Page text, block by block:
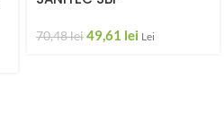
70,48lei49,61 lei Lei